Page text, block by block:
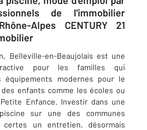
de l'immobilier
Alpes CENTURY 21
Belleville-en-Beaujolais est une
pour les familles qui
équipements modernes pour le
enfants comme les écoles ou
Enfance. Investir dans une
sur une des communes
certes un entretien, désormais